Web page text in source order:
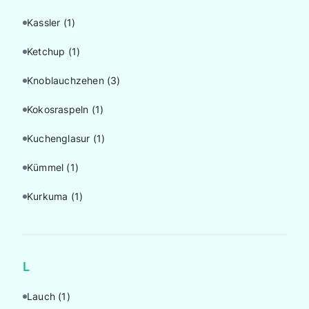
Kassler (1)
Ketchup (1)
Knoblauchzehen (3)
Kokosraspeln (1)
Kuchenglasur (1)
Kümmel (1)
Kurkuma (1)
L
Lauch (1)